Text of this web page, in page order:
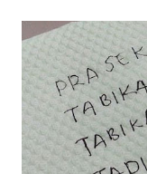
balik keja aku ajak
sikit...dalam
kami memang akan
dalam... dan
bahagi lah siapa nak
dukung adik hadi